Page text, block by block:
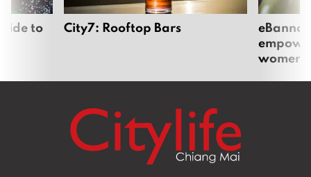
to City7: Rooftop Bars
women